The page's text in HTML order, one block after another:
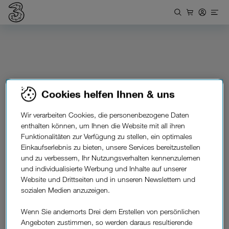
Drei Shop finden
Cookies helfen Ihnen & uns
Wir verarbeiten Cookies, die personenbezogene Daten
enthalten können, um Ihnen die Website mit all ihren
Funktionalitäten zur Verfügung zu stellen, ein optimales
Einkaufserlebnis zu bieten, unsere Services bereitzustellen
und zu verbessern, Ihr Nutzungsverhalten kennenzulernen
und individualisierte Werbung und Inhalte auf unserer
Website und Drittseiten und in unseren Newslettern und
sozialen Medien anzuzeigen.
Wenn Sie andernorts Drei dem Erstellen von persönlichen
Angeboten zustimmen, so werden daraus resultierende